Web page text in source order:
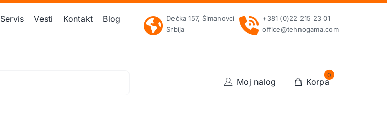
Servis Vesti Kontakt Blog
Dečka 157, Šimanovci
Srbija
+381 (0)22 215 23 01
office@tehnogama.com
Moj nalog Korpa
0